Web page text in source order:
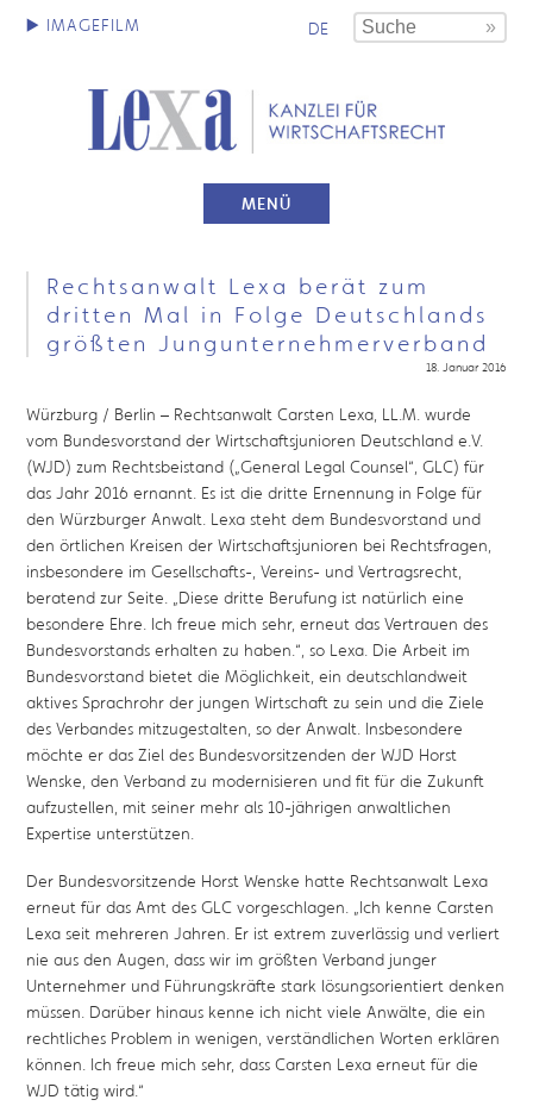
DE
MENÜ
Rechtsanwalt Lexa berät zum
dritten Mal in Folge Deutschlands
größten Jungunternehmerverband
18. Januar 2016
Würzburg / Berlin – Rechtsanwalt Carsten Lexa, LL.M. wurde
vom Bundesvorstand der Wirtschaftsjunioren Deutschland e.V.
(WJD) zum Rechtsbeistand („General Legal Counsel“, GLC) für
das Jahr 2016 ernannt. Es ist die dritte Ernennung in Folge für
den Würzburger Anwalt. Lexa steht dem Bundesvorstand und
den örtlichen Kreisen der Wirtschaftsjunioren bei Rechtsfragen,
insbesondere im Gesellschafts-, Vereins- und Vertragsrecht,
beratend zur Seite. „Diese dritte Berufung ist natürlich eine
besondere Ehre. Ich freue mich sehr, erneut das Vertrauen des
Bundesvorstands erhalten zu haben.“, so Lexa. Die Arbeit im
Bundesvorstand bietet die Möglichkeit, ein deutschlandweit
aktives Sprachrohr der jungen Wirtschaft zu sein und die Ziele
des Verbandes mitzugestalten, so der Anwalt. Insbesondere
möchte er das Ziel des Bundesvorsitzenden der WJD Horst
Wenske, den Verband zu modernisieren und fit für die Zukunft
aufzustellen, mit seiner mehr als 10-jährigen anwaltlichen
Expertise unterstützen.
Der Bundesvorsitzende Horst Wenske hatte Rechtsanwalt Lexa
erneut für das Amt des GLC vorgeschlagen. „Ich kenne Carsten
Lexa seit mehreren Jahren. Er ist extrem zuverlässig und verliert
nie aus den Augen, dass wir im größten Verband junger
Unternehmer und Führungskräfte stark lösungsorientiert denken
müssen. Darüber hinaus kenne ich nicht viele Anwälte, die ein
rechtliches Problem in wenigen, verständlichen Worten erklären
können. Ich freue mich sehr, dass Carsten Lexa erneut für die
WJD tätig wird.“